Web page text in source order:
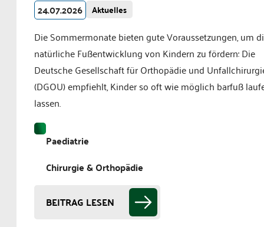
24.07.2026 Aktuelles
Die Sommermonate bieten gute Voraussetzungen, um
natürliche Fußentwicklung von Kindern zu fördern: Die
Deutsche Gesellschaft für Orthopädie und
(DGOU) empfiehlt, Kinder so oft wie möglich barfuß
lassen.
Paediatrie
Chirurgie & Orthopädie
BEITRAG LESEN